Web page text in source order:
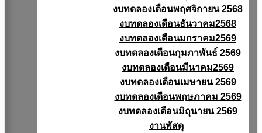
งบทดลองเดือนพฤศจิกายน 2568
งบทดลองเดือนธันวาคม2568
งบทดลองเดือนมกราคม2569
งบทดลองเดือนกุมภาพันธ์ 2569
งบทดลองเดือนมีนาคม2569
งบทดลองเดือนเมษายน 2569
งบทดลองเดือนพฤษภาคม 2569
งบทดลองเดือนมิถุนายน 2569
งานพัสดุ